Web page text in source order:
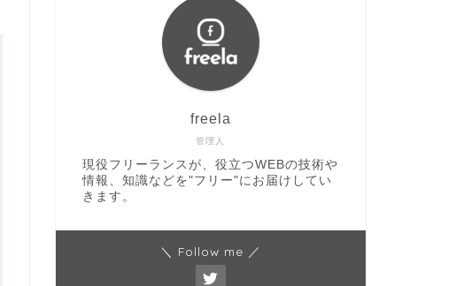
管理人
freela
現役フリーランスが、役立つWEBの技術や
情報、知識などを"フリー"にお届けしてい
きます。
＼ Follow me ／